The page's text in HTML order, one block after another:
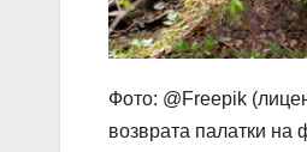
Фото: @Freepik
возврата палатки на